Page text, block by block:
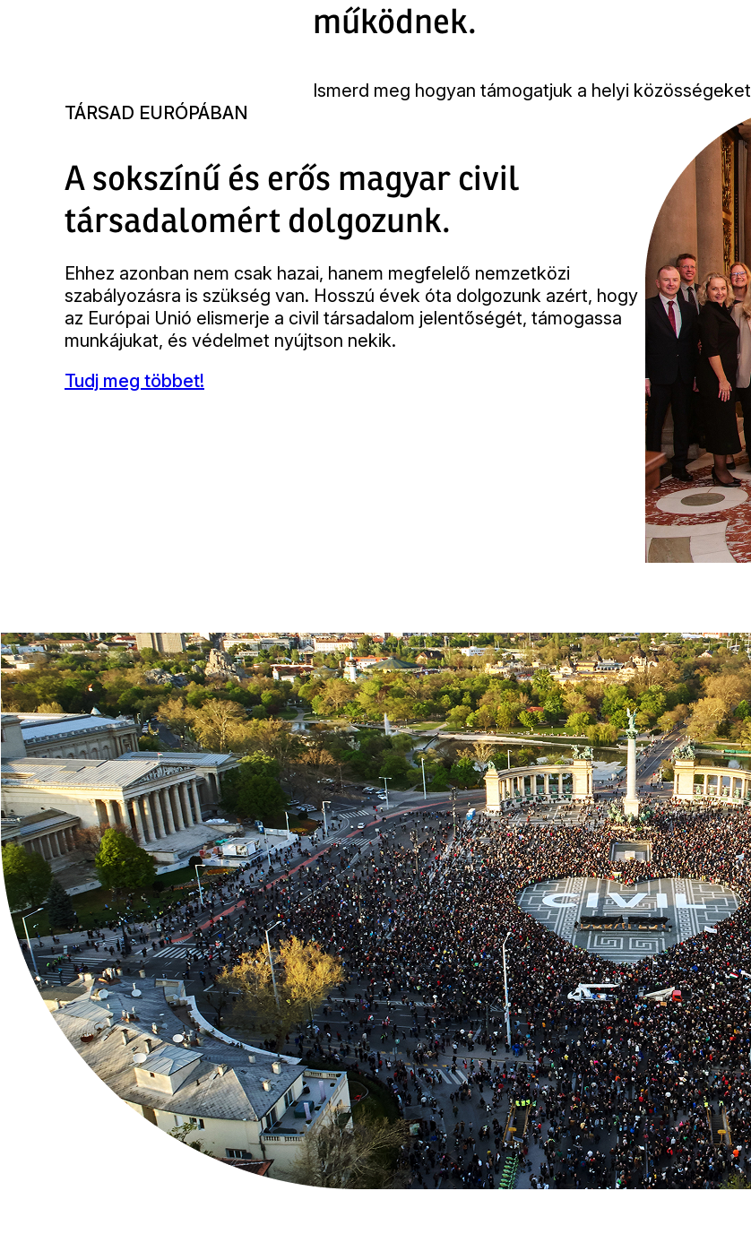
működnek.
Ismerd meg hogyan támogatjuk a helyi közösségeket
TÁRSAD EURÓPÁBAN
A sokszínű és erős magyar civil
társadalomért dolgozunk.
Ehhez azonban nem csak hazai, hanem megfelelő nemzetközi
szabályozásra is szükség van. Hosszú évek óta dolgozunk azért, hogy
az Európai Unió elismerje a civil társadalom jelentőségét, támogassa
munkájukat, és védelmet nyújtson nekik.
Tudj meg többet!